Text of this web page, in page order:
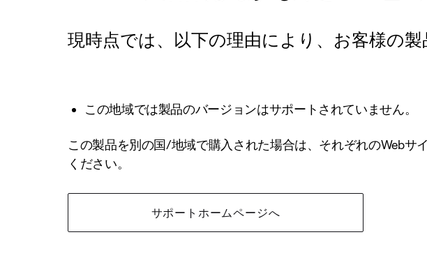
現時点では、以下の理由により、お客様の
この地域では製品のバージョンはサポートされていません。
この製品を別の国/地域で購入された場合は、それぞれのWeb
ください。
サポートホームページへ